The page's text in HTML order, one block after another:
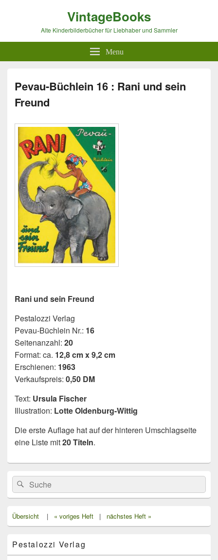
VintageBooks
Alte Kinderbilderbücher für Liebhaber und Sammler
Menu
Pevau-Büchlein 16 : Rani und sein
Freund
Rani und sein Freund
Pestalozzi Verlag
Pevau-Büchlein Nr.: 16
Seitenanzahl: 20
Format: ca. 12,8 cm x 9,2 cm
Erschienen: 1963
Verkaufspreis: 0,50 DM
Text: Ursula Fischer
Illustration: Lotte Oldenburg-Wittig
Die erste Auflage hat auf der hinteren Umschlagseite
eine Liste mit20 Titeln.
Primärer
Seitenleisten
Widget-
Bereich
Search
for:
Suche
Übersicht | « voriges Heft | nächstes Heft »
Pestalozzi Verlag